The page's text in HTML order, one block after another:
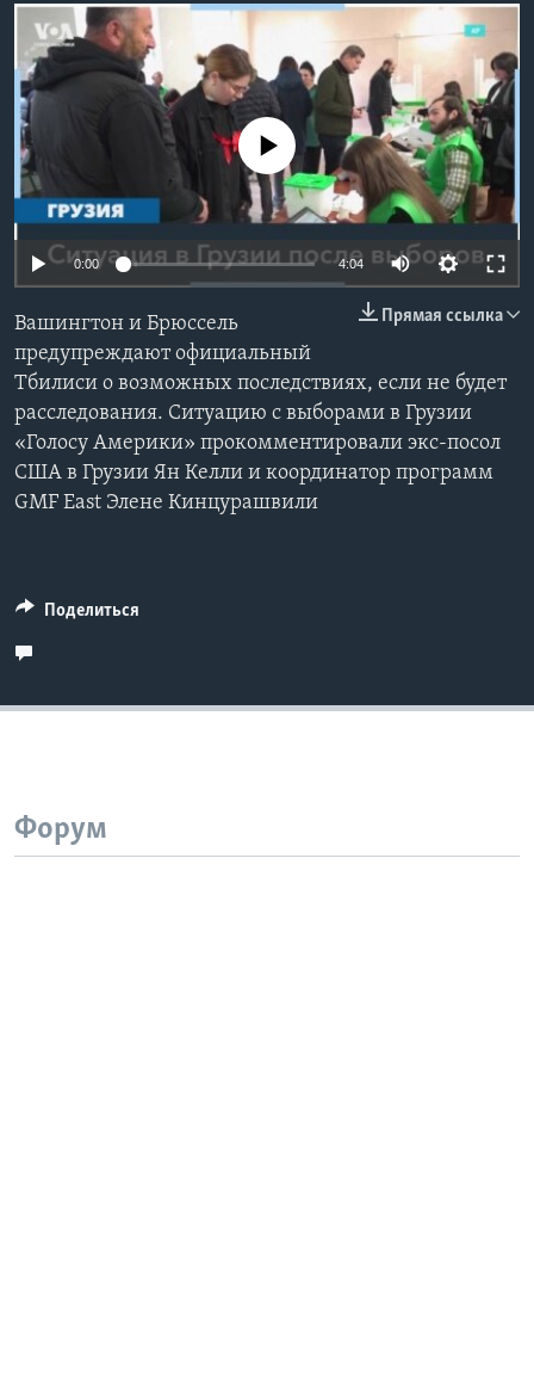
Learning English
СОЦИАЛЬНЫЕ СЕТИ
Языки
No media source currently available
0:00 4:04
Прямая ссылка
Вашингтон и Брюссель
предупреждают официальный
Тбилиси о возможных последствиях, если не будет
расследования. Ситуацию с выборами в Грузии
«Голосу Америки» прокомментировали экс-посол
США в Грузии Ян Келли и координатор программ
GMF East Элене Кинцурашвили
Поделиться
Форум